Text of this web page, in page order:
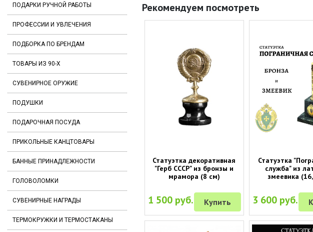
ПОДАРКИ РУЧНОЙ РАБОТЫ
ПРОФЕССИИ И УВЛЕЧЕНИЯ
ПОДБОРКА ПО БРЕНДАМ
ТОВАРЫ ИЗ 90-Х
СУВЕНИРНОЕ ОРУЖИЕ
ПОДУШКИ
ПОДАРОЧНАЯ ПОСУДА
ПРИКОЛЬНЫЕ КАНЦТОВАРЫ
БАННЫЕ ПРИНАДЛЕЖНОСТИ
ГОЛОВОЛОМКИ
СУВЕНИРНЫЕ НАГРАДЫ
ТЕРМОКРУЖКИ И ТЕРМОСТАКАНЫ
Рекомендуем посмотреть
Статуэтка декоративная
"Герб СССР" из бронзы и
мрамора (8 см)
1 500 руб. Купить
Статуэтка
служба" из
змеевика
3 600 руб.